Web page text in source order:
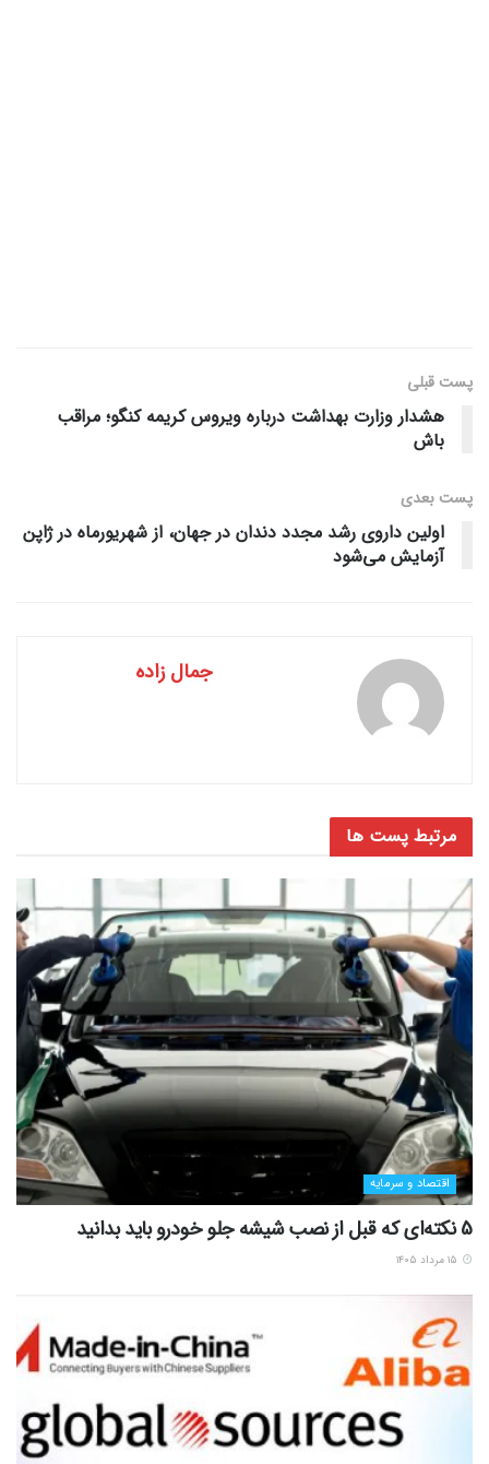
پست قبلی
هشدار وزارت بهداشت درباره ویروس کریمه کنگو؛ مراقب
باش
پست‌ بعدی
اولین داروی رشد مجدد دندان در جهان، از شهریورماه در ژاپن
آزمایش می‌شود
جمال زاده
مرتبط پست ها
اقتصاد و سرمایه
5 نکته‌ای که قبل از نصب شیشه جلو خودرو باید بدانید